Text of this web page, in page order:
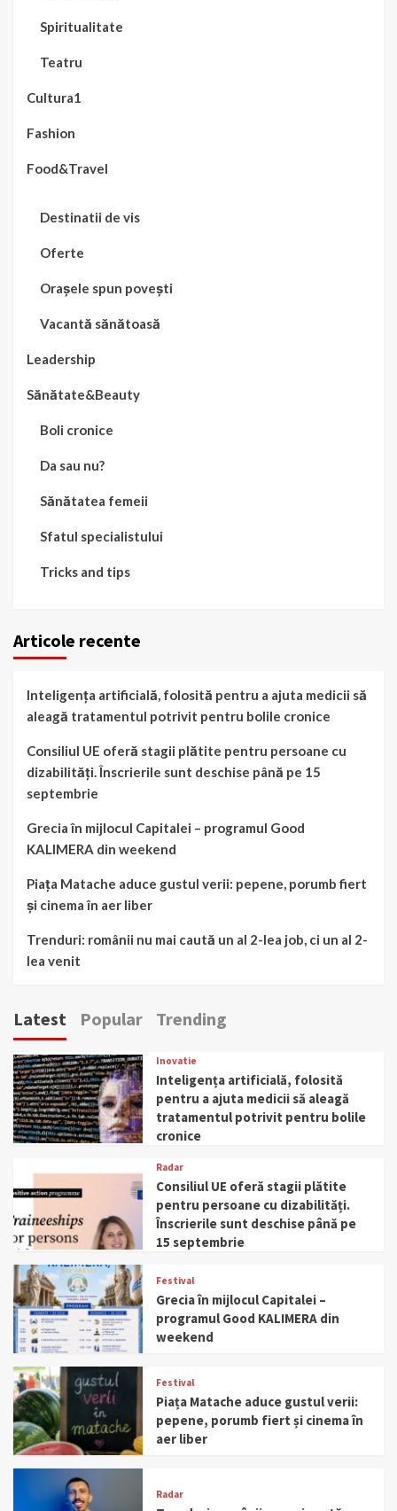
Spiritualitate
Teatru
Cultura1
Fashion
Food&Travel
Destinatii de vis
Oferte
Orașele spun povești
Vacantă sănătoasă
Leadership
Sănătate&Beauty
Boli cronice
Da sau nu?
Sănătatea femeii
Sfatul specialistului
Tricks and tips
Articole recente
Inteligența artificială, folosită pentru a ajuta medicii să
aleagă tratamentul potrivit pentru bolile cronice
Consiliul UE oferă stagii plătite pentru persoane cu
dizabilități. Înscrierile sunt deschise până pe 15
septembrie
Grecia în mijlocul Capitalei – programul Good
KALIMERA din weekend
Piața Matache aduce gustul verii: pepene, porumb fiert
și cinema în aer liber
Trenduri: românii nu mai caută un al 2-lea job, ci un al 2-
lea venit
Latest Popular Trending
Inovatie
Inteligența artificială, folosită
pentru a ajuta medicii să aleagă
tratamentul potrivit pentru bolile
cronice
Radar
Consiliul UE oferă stagii plătite
pentru persoane cu dizabilități.
Înscrierile sunt deschise până pe
15 septembrie
Festival
Grecia în mijlocul Capitalei –
programul Good KALIMERA din
weekend
Festival
Piața Matache aduce gustul verii:
pepene, porumb fiert și cinema în
aer liber
Radar